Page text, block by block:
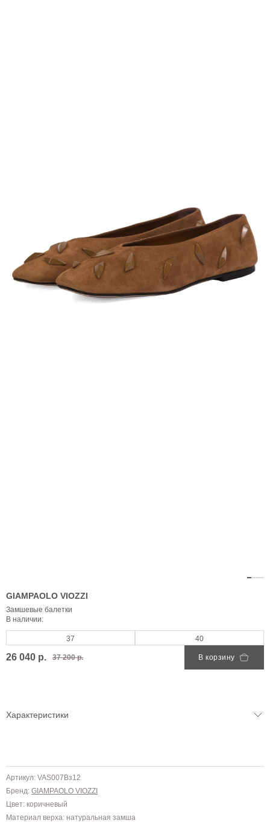
GIAMPAOLO VIOZZI
Замшевые балетки
В наличии:
37 40
26 040 р. 37 200 р. В корзину
Характеристики
Артикул: VAS007Bз12
Бренд: GIAMPAOLO VIOZZI
Цвет: коричневый
Материал верха: натуральная замша